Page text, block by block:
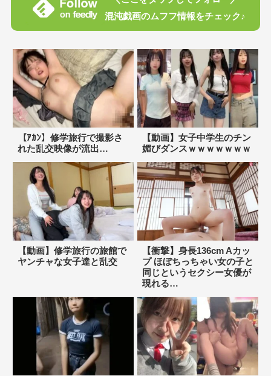
混沌戯画のムフフ情報をチェック♪
【ｱｶﾝ】修学旅行で撮影さ
れた乱交映像が流出…
【動画】女子中学生のチン
媚びダンスｗｗｗｗｗｗｗ
【動画】修学旅行の旅館で
ヤンチャな女子達と乱交
【衝撃】身長136cm Aカッ
プ ほぼちっちゃい女の子と
同じというセクシー女優が
現れる…